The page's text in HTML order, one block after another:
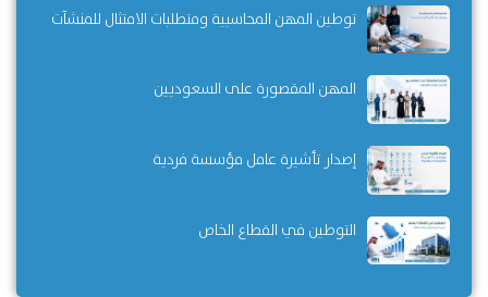
توطين المهن المحاسبية ومتطلبات الامتثال للمنشآت
المهن المقصورة على السعوديين
إصدار تأشيرة عامل مؤسسة فردية
التوطين في القطاع الخاص